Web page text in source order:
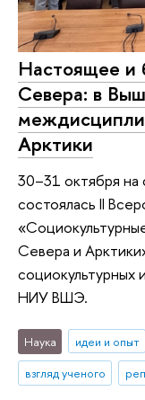
Настоящее и
Севера: в
Арктики
30–31 октября на
состоялась II
Севера и
социокультурных
НИУ ВШЭ.
Наука идеи и опыт
взгляд ученого